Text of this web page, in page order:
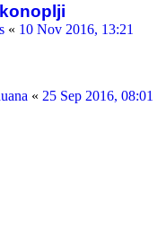
« 10 Nov 2016, 13:21
« 25 Sep 2016, 08:01